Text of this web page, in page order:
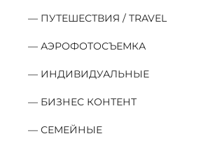
ПУТЕШЕСТВИЯ / TRAVEL
АЭРОФОТОСЪЕМКА
ИНДИВИДУАЛЬНЫЕ
БИЗНЕС КОНТЕНТ
СЕМЕЙНЫЕ